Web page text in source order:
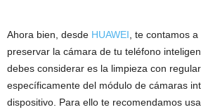
Ahora bien, desde HUAWEI , te contamos
preservar la cámara de tu teléfono
debes considerar es la limpieza con
específicamente del módulo de cámaras
dispositivo. Para ello te recomendamos